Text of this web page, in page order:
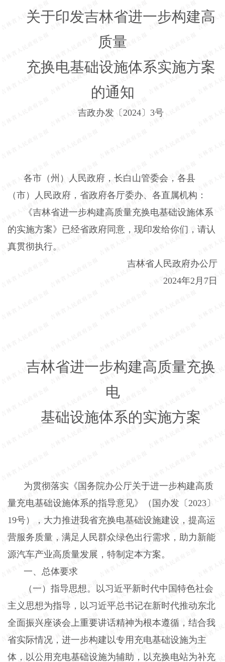
关于印发吉林省进一步构建高
质量
充换电基础设施体系实施方案
的通知
吉政办发〔2024〕3号
各市（州）人民政府，长白山管委会，各县
（市）人民政府，省政府各厅委办、各直属机构：
《吉林省进一步构建高质量充换电基础设施体系
的实施方案》已经省政府同意，现印发给你们，请认
真贯彻执行。
吉林省人民政府办公厅
2024年2月7日
吉林省进一步构建高质量充换
电
基础设施体系的实施方案
为贯彻落实《国务院办公厅关于进一步构建高质
量充电基础设施体系的指导意见》（国办发〔2023〕
19号），大力推进我省充换电基础设施建设，提高运
营服务质量，满足人民群众绿色出行需求，助力新能
源汽车产业高质量发展，特制定本方案。
一、总体要求
（一）指导思想。以习近平新时代中国特色社会
主义思想为指导，以习近平总书记在新时代推动东北
全面振兴座谈会上重要讲话精神为根本遵循，结合我
省实际情况，进一步构建以专用充电基础设施为主
体，以公用充电基础设施为辅助，以充换电站为补充